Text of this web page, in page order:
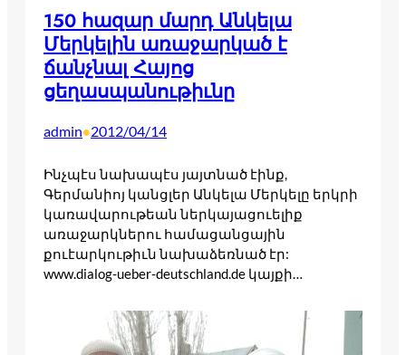
150 հազար մարդ Անկելա
Մերկելին առաջարկած է
ճանչնալ Հայոց
ցեղասպանութիւնը
admin•2012/04/14
Ինչպէս նախապէս յայտնած էինք,
Գերմանիոյ կանցլեր Անկելա Մերկելը երկրի
կառավարութեան ներկայացուելիք
առաջարկներու համացանցային
քուէարկութիւն նախաձեռնած էր:
www.dialog-ueber-deutschland.de կայքի…